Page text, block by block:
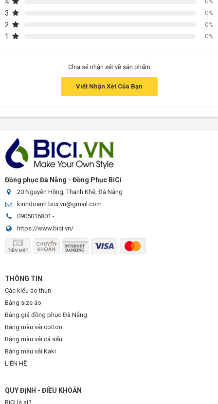
3 0%
2 0%
1 0%
Chia sẻ nhận xét về sản phẩm
Viết Nhận Xét Của Bạn
Đồng phục Đà Nẵng - Đồng Phục BiCi
20 Nguyên Hồng, Thanh Khê, Đà Nẵng
kinhdoanh.bici.vn@gmail.com
0905016801 -
https://www.bici.vn/
THÔNG TIN
Các kiểu áo thun
Bảng size áo
Bảng giá đồng phục Đà Nẵng
Bảng màu vải cotton
Bảng màu vải cá sấu
Bảng màu vải Kaki
LIÊN HỆ
QUY ĐỊNH - ĐIỀU KHOẢN
BiCi là ai?